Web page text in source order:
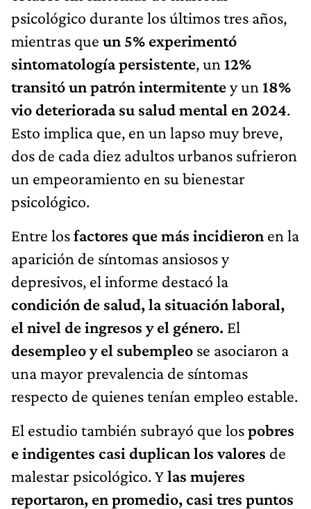
psicológico durante los últimos tres años,
mientras que un 5% experimentó
sintomatología persistente, un 12%
transitó un patrón intermitentey un 18%
vio deteriorada su salud mental en 2024.
Esto implica que, en un lapso muy breve,
dos de cada diez adultos urbanos sufrieron
un empeoramiento en su bienestar
psicológico.
Entre losfactores que más incidieron en la
aparición de síntomas ansiosos y
depresivos, el informe destacó la
condición de salud, la situación laboral,
el nivel de ingresos y el género. El
desempleo y el subempleo se asociaron a
una mayor prevalencia de síntomas
respecto de quienes tenían empleo estable.
El estudio también subrayó que lospobres
e indigentes casi duplican los valores de
malestar psicológico. Ylas mujeres
reportaron, en promedio, casi tres puntos